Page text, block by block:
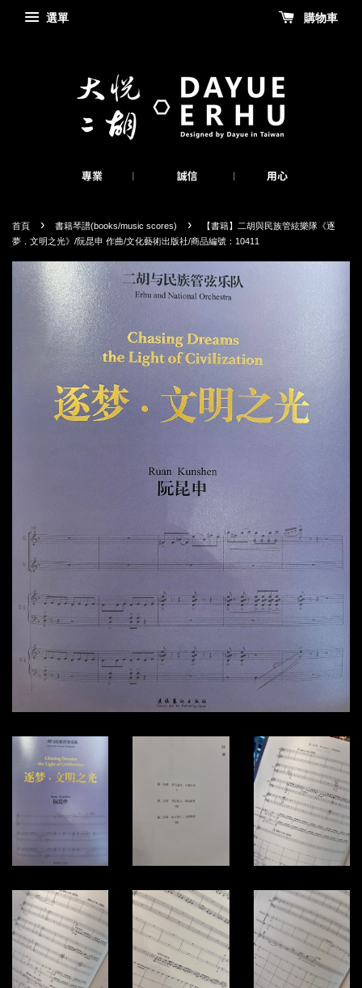
選單 購物車
首頁 › 書籍琴譜(books/music scores) ›
【書籍】二胡與民族管絃樂隊《逐
夢．文明之光》/阮昆申 作曲/文化藝術出版社/商品編號：10411